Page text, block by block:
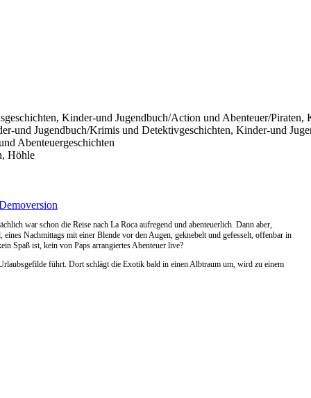
Kinder-und Jugendbuch/Action und Abenteuer/
und Jugendbuch/Krimis und Detektivgeschichten, Kinder-und
Abenteuergeschichten
Höhle
war schon die Reise nach La Roca aufregend und abenteuerlich. Dann aber,
Nachmittags mit einer Blende vor den Augen, geknebelt und gefesselt, offenbar in
Spaß ist, kein von Paps arrangiertes Abenteuer live?
führt. Dort schlägt die Exotik bald in einen Albtraum um, wird zu einem